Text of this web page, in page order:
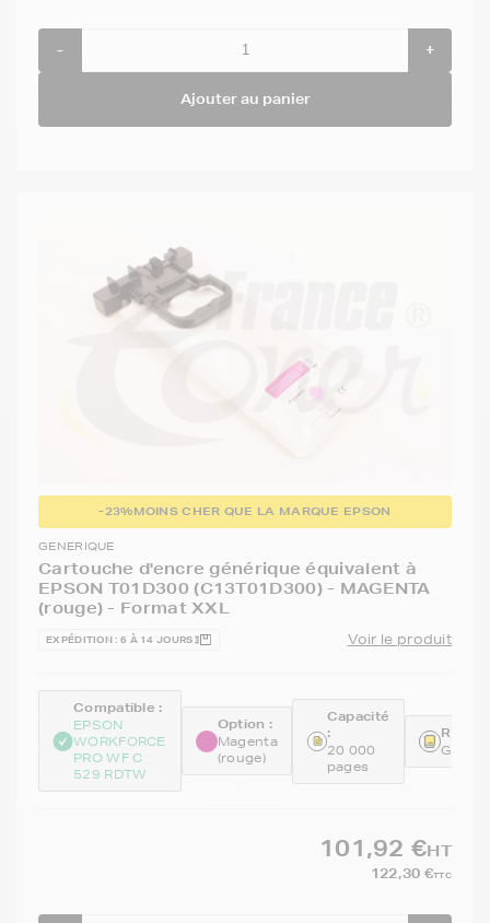
- +
Ajouter au panier
-23%MOINS CHER QUE LA MARQUE EPSON
GENERIQUE
Cartouche d'encre générique équivalent à
EPSON T01D300 (C13T01D300) - MAGENTA
(rouge) - Format XXL
EXPÉDITION : 6 À 14 JOURS Voir le produit
Compatible :
EPSON
WORKFORCE
PRO WF C
529 RDTW
Option :
Magenta
(rouge)
Capacité
:
20 000
pages
101,92 €HT
122,30 €TTC